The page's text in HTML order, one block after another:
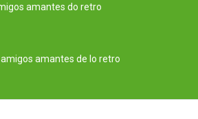
amantes do retro
amantes de lo retro